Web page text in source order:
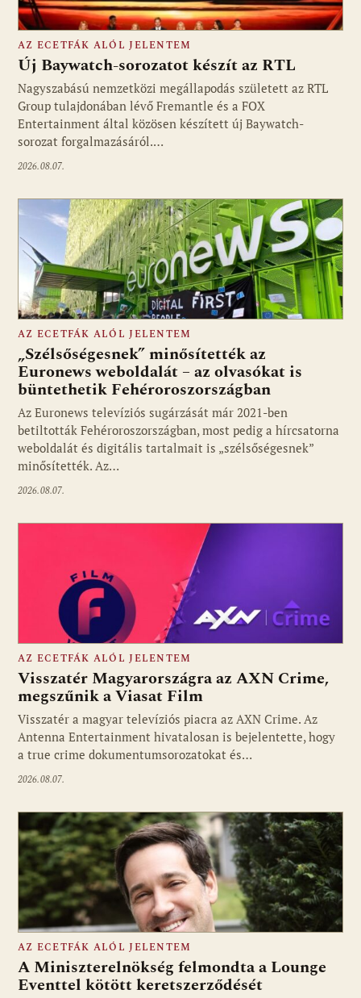
Fotó: media1.hu
AZ ECETFÁK ALÓL JELENTEM
Új Baywatch-sorozatot készít az RTL
Nagyszabású nemzetközi megállapodás született az RTL
Group tulajdonában lévő Fremantle és a FOX
Entertainment által közösen készített új Baywatch-
sorozat forgalmazásáról.…
2026.08.07.
Fotó: media1.hu
AZ ECETFÁK ALÓL JELENTEM
„Szélsőségesnek” minősítették az
Euronews weboldalát – az olvasókat is
büntethetik Fehéroroszországban
Az Euronews televíziós sugárzását már 2021-ben
betiltották Fehéroroszországban, most pedig a hírcsatorna
weboldalát és digitális tartalmait is „szélsőségesnek”
minősítették. Az…
2026.08.07.
Fotó: media1.hu
AZ ECETFÁK ALÓL JELENTEM
Visszatér Magyarországra az AXN Crime,
megszűnik a Viasat Film
Visszatér a magyar televíziós piacra az AXN Crime. Az
Antenna Entertainment hivatalosan is bejelentette, hogy
a true crime dokumentumsorozatokat és…
2026.08.07.
AZ ECETFÁK ALÓL JELENTEM
A Miniszterelnökség felmondta a Lounge
Eventtel kötött keretszerződését